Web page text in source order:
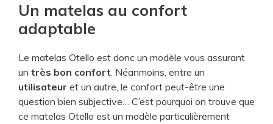
Un matelas au confort
adaptable
Le matelas Otello est donc un modèle vous assurant
un très bon confort. Néanmoins, entre un
utilisateur et un autre, le confort peut-être une
question bien subjective… C’est pourquoi on trouve que
ce matelas Otello est un modèle particulièrement